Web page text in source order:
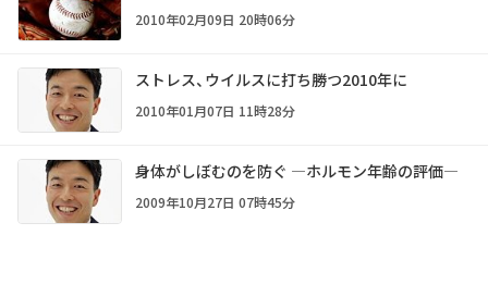
2010年02月09日 20時06分
ストレス、ウイルスに打ち勝つ2010年に
2010年01月07日 11時28分
身体がしぼむのを防ぐ ―ホルモン年齢の評価―
2009年10月27日 07時45分